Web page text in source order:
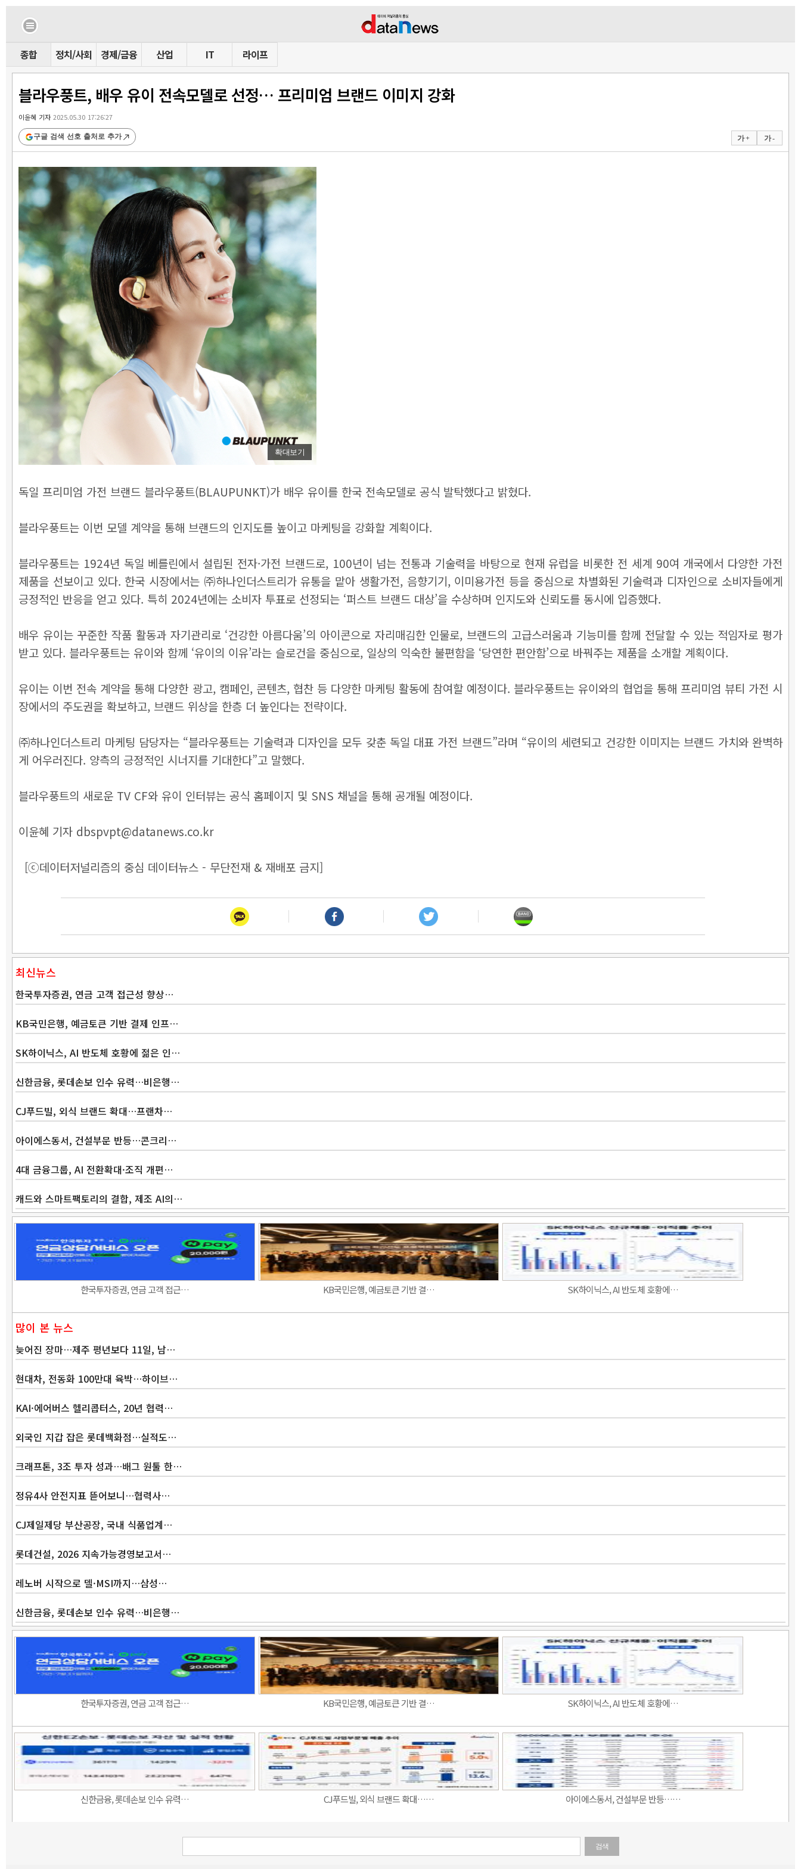
종합 정치/사회 경제/금융 산업 IT 라이프
블라우풍트, 배우 유이 전속모델로 선정… 프리미엄 브랜드 이미지 강화
이윤혜 기자2025.05.30 17:26:27
가 + 가 -
구글 검색 선호 출처로 추가
확대보기
독일 프리미엄 가전 브랜드 블라우풍트(BLAUPUNKT)가 배우 유이를 한국 전속모델로 공식 발탁했다고 밝혔다.
블라우풍트는 이번 모델 계약을 통해 브랜드의 인지도를 높이고 마케팅을 강화할 계획이다.
블라우풍트는 1924년 독일 베를린에서 설립된 전자·가전 브랜드로, 100년이 넘는 전통과 기술력을 바탕으로 현재 유럽을 비롯한 전 세계 90여 개국에서 다양한 가전
제품을 선보이고 있다. 한국 시장에서는 ㈜하나인더스트리가 유통을 맡아 생활가전, 음향기기, 이미용가전 등을 중심으로 차별화된 기술력과 디자인으로 소비자들에게
긍정적인 반응을 얻고 있다. 특히 2024년에는 소비자 투표로 선정되는 ‘퍼스트 브랜드 대상’을 수상하며 인지도와 신뢰도를 동시에 입증했다.
배우 유이는 꾸준한 작품 활동과 자기관리로 ‘건강한 아름다움’의 아이콘으로 자리매김한 인물로, 브랜드의 고급스러움과 기능미를 함께 전달할 수 있는 적임자로 평가
받고 있다. 블라우풍트는 유이와 함께 ‘유이의 이유’라는 슬로건을 중심으로, 일상의 익숙한 불편함을 ‘당연한 편안함’으로 바꿔주는 제품을 소개할 계획이다.
유이는 이번 전속 계약을 통해 다양한 광고, 캠페인, 콘텐츠, 협찬 등 다양한 마케팅 활동에 참여할 예정이다. 블라우풍트는 유이와의 협업을 통해 프리미엄 뷰티 가전 시
장에서의 주도권을 확보하고, 브랜드 위상을 한층 더 높인다는 전략이다.
㈜하나인더스트리 마케팅 담당자는 “블라우풍트는 기술력과 디자인을 모두 갖춘 독일 대표 가전 브랜드”라며 “유이의 세련되고 건강한 이미지는 브랜드 가치와 완벽하
게 어우러진다. 양측의 긍정적인 시너지를 기대한다”고 말했다.
블라우풍트의 새로운 TV CF와 유이 인터뷰는 공식 홈페이지 및 SNS 채널을 통해 공개될 예정이다.
이윤혜 기자 dbspvpt@datanews.co.kr
[ⓒ데이터저널리즘의 중심 데이터뉴스 - 무단전재 & 재배포 금지]
최신뉴스
한국투자증권, 연금 고객 접근성 향상…
KB국민은행, 예금토큰 기반 결제 인프…
SK하이닉스, AI 반도체 호황에 젊은 인…
신한금융, 롯데손보 인수 유력…비은행…
CJ푸드빌, 외식 브랜드 확대…프랜차…
아이에스동서, 건설부문 반등…콘크리…
4대 금융그룹, AI 전환확대·조직 개편…
캐드와 스마트팩토리의 결합, 제조 AI의…
한국투자증권, 연금 고객 접근… KB국민은행, 예금토큰 기반 결… SK하이닉스, AI 반도체 호황에…
많이 본 뉴스
늦어진 장마…제주 평년보다 11일, 남…
현대차, 전동화 100만대 육박…하이브…
KAI·에어버스 헬리콥터스, 20년 협력…
외국인 지갑 잡은 롯데백화점…실적도…
크래프톤, 3조 투자 성과…배그 원툴 한…
정유4사 안전지표 뜯어보니…협력사…
CJ제일제당 부산공장, 국내 식품업계…
롯데건설, 2026 지속가능경영보고서…
레노버 시작으로 델·MSI까지…삼성…
신한금융, 롯데손보 인수 유력…비은행…
한국투자증권, 연금 고객 접근… KB국민은행, 예금토큰 기반 결… SK하이닉스, AI 반도체 호황에…
신한금융, 롯데손보 인수 유력… CJ푸드빌, 외식 브랜드 확대…… 아이에스동서, 건설부문 반등……
검색